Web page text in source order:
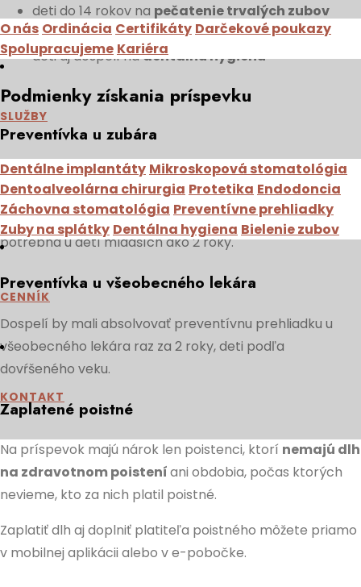
O nás Ordinácia Certifikáty Darčekové poukazy
Spolupracujeme Kariéra
SLUŽBY
Dentálne implantáty Mikroskopová stomatológia
Dentoalveolárna chirurgia Protetika Endodoncia
Záchovna stomatológia Preventívne prehliadky
Zuby na splátky Dentálna hygiena Bielenie zubov
CENNÍK
KONTAKT
deti do 14 rokov na pečatenie trvalých zubov
deti do 18 rokov naošetrenie zubneho kazu
deti aj dospelí nadentálnu hygienu
Podmienky získania príspevku
Preventívka u zubára
Ak ste na nej neboliv roku 2024, treba ju absolvovať v
roku 2025 a to najneskôr v deň výkonu, na ktorý si
chcete uplatniť benefit. Preventívka u zubára nie je
potrebná u detí mladších ako 2 roky.
Preventívka u všeobecného lekára
Dospelí by mali absolvovať preventívnu prehliadku u
všeobecného lekára raz za 2 roky, deti podľa
dovŕšeného veku.
Zaplatené poistné
Na príspevok majú nárok len poistenci, ktorí nemajú dlh
na zdravotnom poisteníani obdobia, počas ktorých
nevieme, kto za nich platil poistné.
Zaplatiť dlh aj doplniť platiteľa poistného môžete priamo
v mobilnej aplikácii alebo v e-pobočke.